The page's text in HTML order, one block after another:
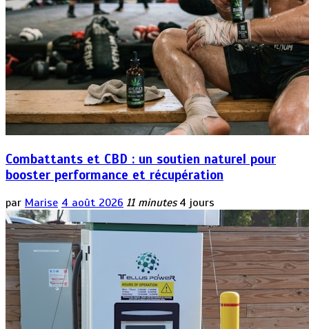
Combattants et CBD : un soutien naturel pour
booster performance et récupération
par Marise 4 août 2026 11 minutes 4 jours